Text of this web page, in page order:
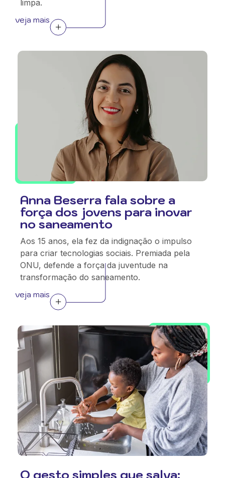
limpa.
veja mais
Anna Beserra fala sobre a
força dos jovens para inovar
no saneamento
Aos 15 anos, ela fez da indignação o impulso
para criar tecnologias sociais. Premiada pela
ONU, defende a força da juventude na
transformação do saneamento.
veja mais
O gesto simples que salva: